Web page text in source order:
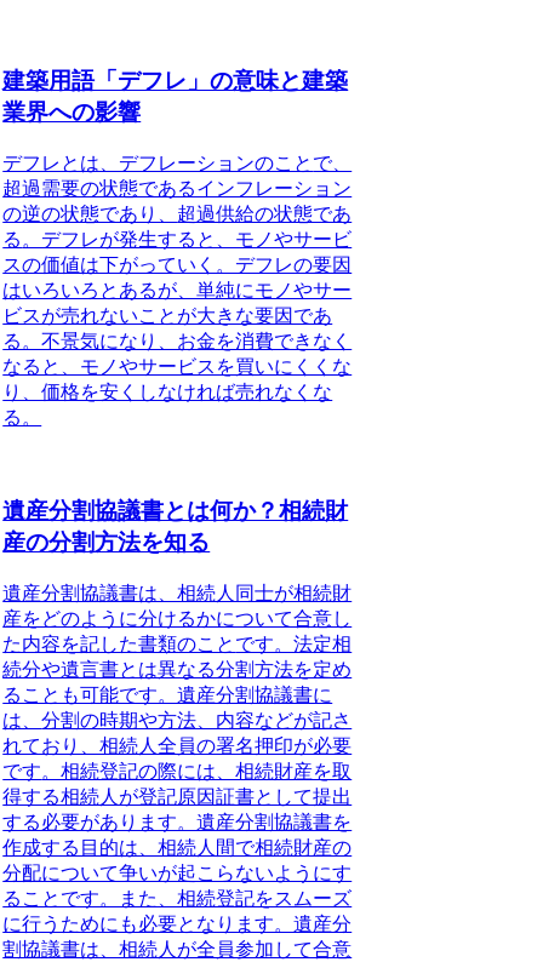
建築用語「デフレ」の意味と建築
業界への影響
デフレとは、デフレーションのこと で、
超過需要の状態であるインフレーション
の逆の状態であり、 超過供給の状態であ
る 。デフレが発生すると、モノやサービ
スの価値は下がっていく。デフレの要因
はいろいろとあるが、単純にモノやサー
ビスが売れないことが大きな要因であ
る。不景気になり、お金を消費できなく
なると、モノやサービスを買いにくくな
り、価格を安くしなければ売れなくな
る。
遺産分割協議書とは何か？相続財
産の分割方法を知る
遺産分割協議書は、相続人同士が相続財
産をどのように分けるかについて合意し
た内容を記した書類のこと です。法定相
続分や遺言書とは異なる分割方法を定め
ることも可能です。遺産分割協議書に
は、分割の時期や方法、内容などが記さ
れており、相続人全員の署名押印が必要
です。相続登記の際には、相続財産を取
得する相続人が登記原因証書として提出
する必要があります。遺産分割協議書を
作成する目的は、相続人間で相続財産の
分配について争いが起こらないようにす
ることです。また、相続登記をスムーズ
に行うためにも必要となります。遺産分
割協議書は、相続人が全員参加して合意